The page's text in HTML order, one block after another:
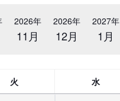
2026年
11月
2026年
12月
2027年
1月
火 水